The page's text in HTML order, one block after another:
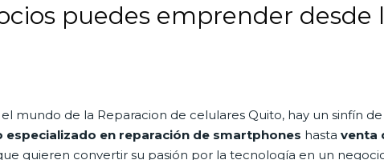
puedes emprender desde
mundo de la Reparacion de celulares Quito, hay un sinfín
especializado en reparación de smartphones hasta venta
quieren convertir su pasión por la tecnología en un